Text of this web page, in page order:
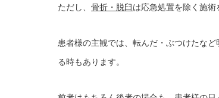
ただし、 骨折・脱臼は応急処置を除く施術
患者様の主観では、転んだ・ぶつけたな
る時もあります。